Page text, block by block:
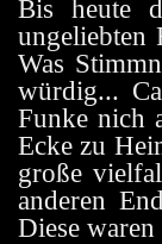
Bis heute
ungeliebten
Was
würdig...
Funke nich
Ecke zu
große
anderen
Diese